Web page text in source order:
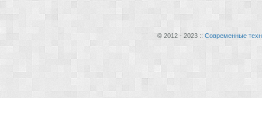
© 2012 - 2023 :: Современные